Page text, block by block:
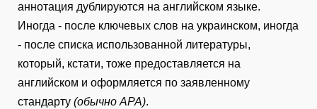
аннотация дублируются на английском языке.
Иногда - после ключевых слов на украинском, иногда
- после списка использованной литературы,
который, кстати, тоже предоставляется на
английском и оформляется по заявленному
стандарту (обычно АРА).